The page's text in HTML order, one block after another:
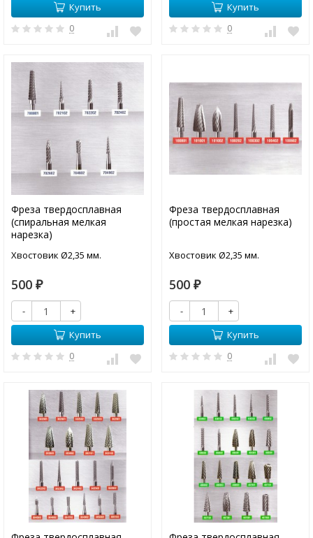
Купить
0
Купить
0
Фреза твердосплавная
(спиральная мелкая
нарезка)
Хвостовик Ø2,35 мм.
500 ₽
-
+
Купить
0
Фреза твердосплавная
(простая мелкая нарезка)
Хвостовик Ø2,35 мм.
500 ₽
-
+
Купить
0